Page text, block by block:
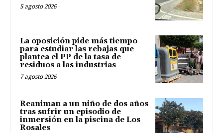
5 agosto 2026
La oposición pide más tiempo
para estudiar las rebajas que
plantea el PP de la tasa de
residuos a las industrias
7 agosto 2026
Reaniman a un niño de dos años
tras sufrir un episodio de
inmersión en la piscina de Los
Rosales